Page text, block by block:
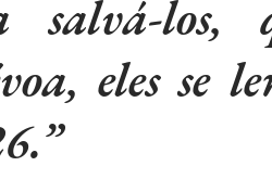
salvá-los,
eles se